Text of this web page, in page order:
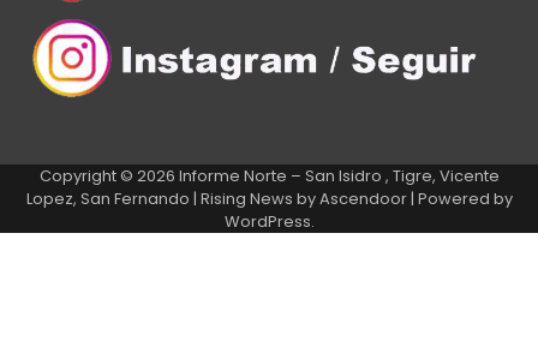
Copyright © 2026 Informe Norte – San Isidro , Tigre, Vicente
Lopez, San Fernando | Rising News byAscendoor| Powered by
WordPress.